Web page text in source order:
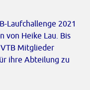
Laufchallenge 2021
von Heike Lau. Bis
Mitglieder
ihre Abteilung zu